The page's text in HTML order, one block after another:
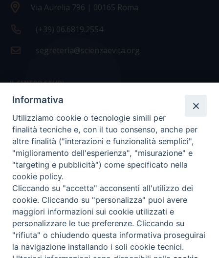
Via Aurelia 796 | 00165 Roma
(+39) 06.6819.2554
segreteria@scienzaevita.org
IL CENTRO STUDI
La nostra storia
Statuto
Presidenza e ufficio presidenza
Consiglio scientifico
Coordinamento nazionale
COPYRIGHT Scienza & Vita - C.F96600690588- Tutti i
diritti -Privacy- Credits
Informativa
Utilizziamo cookie o tecnologie simili per
finalità tecniche e, con il tuo consenso, anche per
altre finalità ("interazioni e funzionalità semplici",
"miglioramento dell'esperienza", "misurazione" e
"targeting e pubblicità") come specificato nella
cookie policy.
Cliccando su "accetta" acconsenti all'utilizzo dei
cookie. Cliccando su "personalizza" puoi avere
maggiori informazioni sui cookie utilizzati e
personalizzare le tue preferenze. Cliccando su
"rifiuta" o chiudendo questa informativa proseguirai
la navigazione installando i soli cookie tecnici.